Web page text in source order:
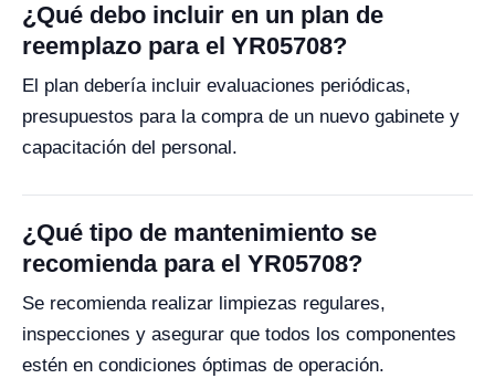
¿Qué debo incluir en un plan de
reemplazo para el YR05708?
El plan debería incluir evaluaciones periódicas,
presupuestos para la compra de un nuevo gabinete y
capacitación del personal.
¿Qué tipo de mantenimiento se
recomienda para el YR05708?
Se recomienda realizar limpiezas regulares,
inspecciones y asegurar que todos los componentes
estén en condiciones óptimas de operación.